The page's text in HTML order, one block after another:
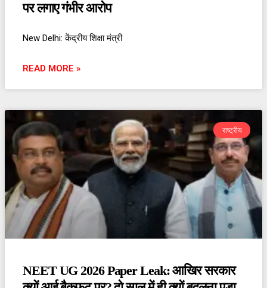
पर लगाए गंभीर आरोप
New Delhi: केंद्रीय शिक्षा मंत्री
READ MORE »
राष्ट्रीय
NEET UG 2026 Paper Leak: आखिर सरकार